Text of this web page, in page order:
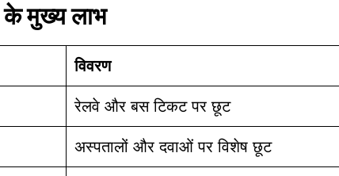
मुख्य लाभ
विवरण
रेलवे और बस टिकट पर छूट
अस्पतालों और दवाओं पर विशेष छूट